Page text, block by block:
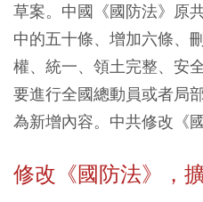
草案。中國《國防法》原
中的五十條、增加六條、
權、統一、領土完整、安
要進行全國總動員或者局
為新增內容。中共修改《
修改《國防法》，